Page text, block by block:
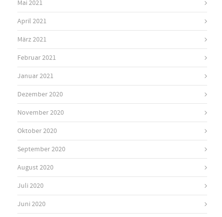
Mai 2021
April 2021
März 2021
Februar 2021
Januar 2021
Dezember 2020
November 2020
Oktober 2020
September 2020
August 2020
Juli 2020
Juni 2020